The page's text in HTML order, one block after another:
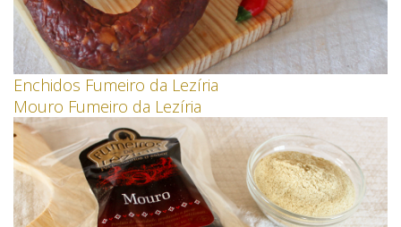
Enchidos Fumeiro da Lezíria
Mouro Fumeiro da Lezíria